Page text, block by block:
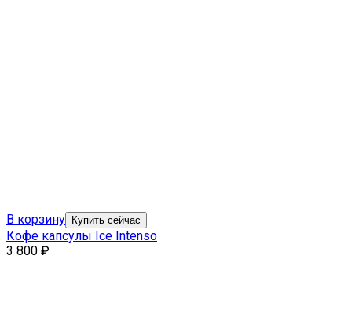
В корзину Купить сейчас
Кофе капсулы Ice Intenso
3 800 ₽